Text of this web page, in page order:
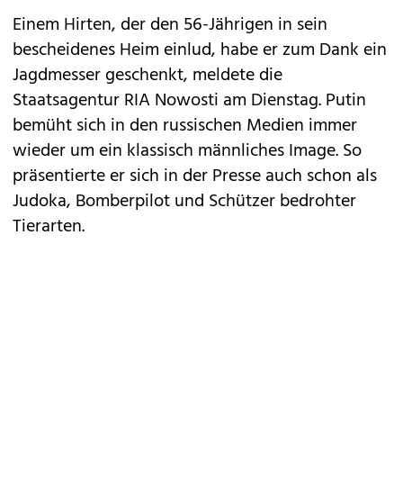
Einem Hirten, der den 56-Jährigen in sein
bescheidenes Heim einlud, habe er zum Dank ein
Jagdmesser geschenkt, meldete die
Staatsagentur RIA Nowosti am Dienstag. Putin
bemüht sich in den russischen Medien immer
wieder um ein klassisch männliches Image. So
präsentierte er sich in der Presse auch schon als
Judoka, Bomberpilot und Schützer bedrohter
Tierarten.